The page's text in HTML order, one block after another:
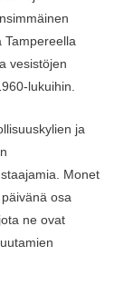
Tampereella
vesistöjen
lukuihin.
ja
Monet
osa
ne ovat